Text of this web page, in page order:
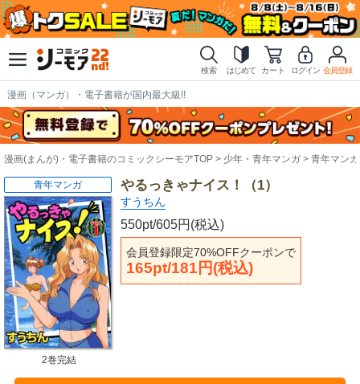
検索 はじめて カート ログイン 会員登録
漫画（マンガ）・電子書籍が国内最大級!!
漫画(まんが)・電子書籍のコミックシーモアTOP 少年・青年マンガ 青年マンガ
やるっきゃナイス！（1）
すうちん
550pt/605円(税込)
会員登録限定70%OFFクーポンで
165pt/181円(税込)
青年マンガ
2巻完結